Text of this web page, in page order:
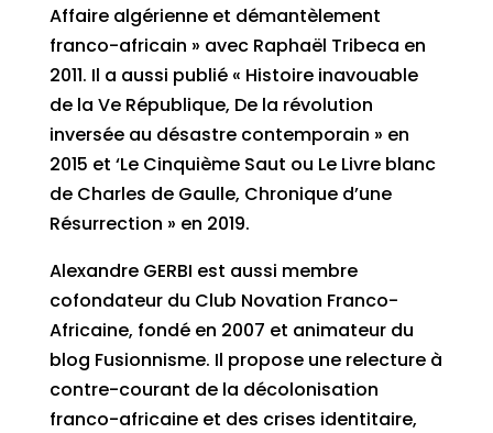
Affaire algérienne et démantèlement
franco-africain » avec Raphaël Tribeca en
2011. Il a aussi publié « Histoire inavouable
de la Ve République, De la révolution
inversée au désastre contemporain » en
2015 et ‘Le Cinquième Saut ou Le Livre blanc
de Charles de Gaulle, Chronique d’une
Résurrection » en 2019.
Alexandre GERBI est aussi membre
cofondateur du Club Novation Franco-
Africaine, fondé en 2007 et animateur du
blog Fusionnisme. Il propose une relecture à
contre-courant de la décolonisation
franco-africaine et des crises identitaire,